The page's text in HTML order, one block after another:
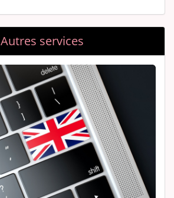
Autres services